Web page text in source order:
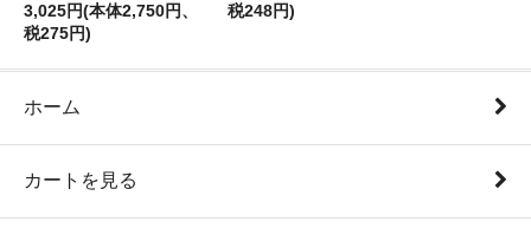
3,025円(本体2,750円、
税275円)
税248円)
ホーム
カートを見る